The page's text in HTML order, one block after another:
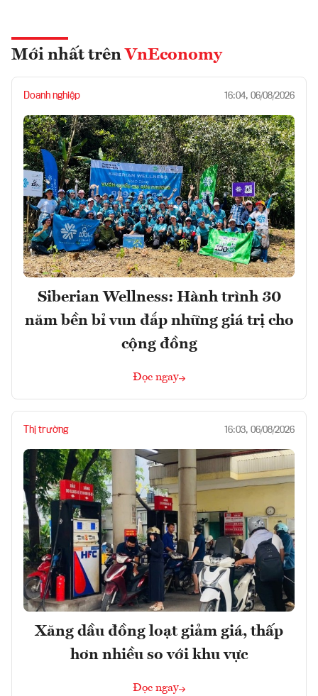
Mới nhất trên VnEconomy
Doanh nghiệp 16:04, 06/08/2026
Siberian Wellness: Hành trình 30
năm bền bỉ vun đắp những giá trị cho
cộng đồng
Đọc ngay
Thị trường 16:03, 06/08/2026
Xăng dầu đồng loạt giảm giá, thấp
hơn nhiều so với khu vực
Đọc ngay